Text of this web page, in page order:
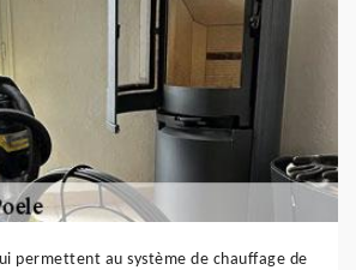
permettent au système de chauffage de